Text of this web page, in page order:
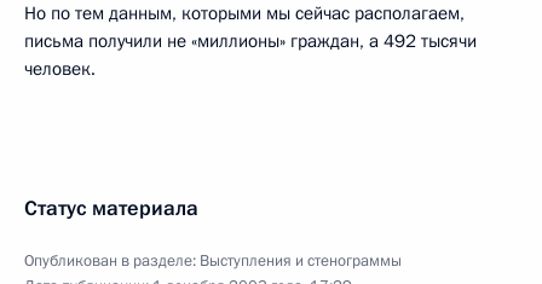
Но по тем данным, которыми мы сейчас располагаем,
письма получили не «миллионы» граждан, а 492 тысячи
человек.
Статус материала
Опубликован в разделе: Выступления и стенограммы